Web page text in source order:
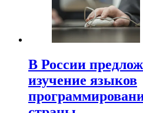
В России
изучение языков